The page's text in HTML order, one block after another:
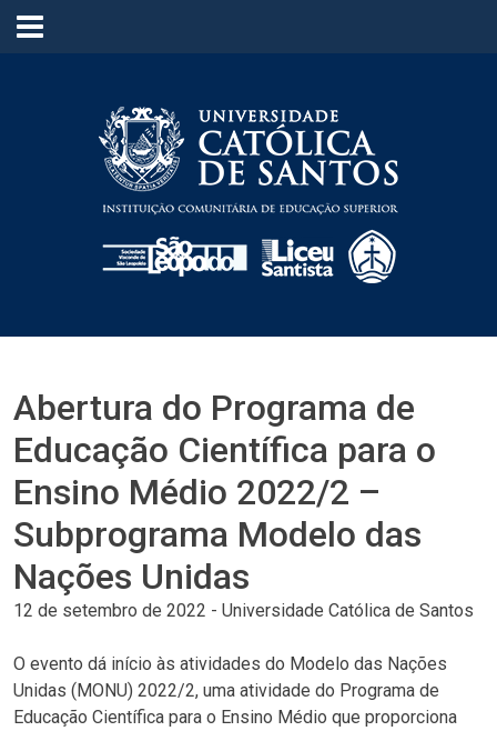
≡
Abertura do Programa de
Educação Científica para o
Ensino Médio 2022/2 –
Subprograma Modelo das
Nações Unidas
12 de setembro de 2022 - Universidade Católica de Santos
O evento dá início às atividades do Modelo das Nações
Unidas (MONU) 2022/2, uma atividade do Programa de
Educação Científica para o Ensino Médio que proporciona